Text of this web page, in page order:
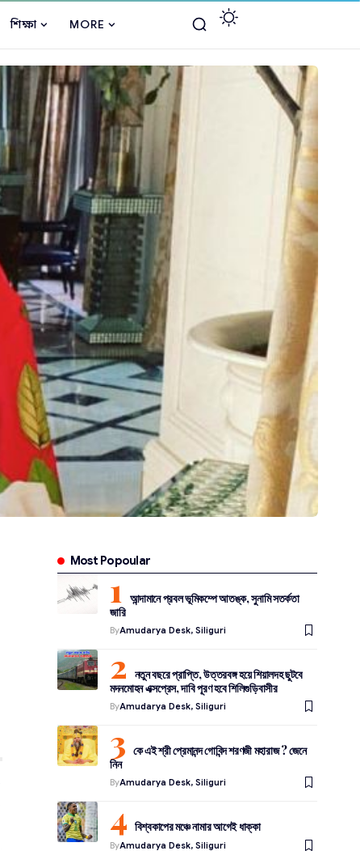
শিক্ষা MORE
Most Popoular
আন্দামানে প্রবল ভূমিকম্পে আতঙ্ক, সুনামি সতর্কতা
জারি
ByAmudarya Desk, Siliguri
নতুন বছরে প্রাপ্তি, উত্তরবঙ্গ হয়ে শিয়ালদহ ছুটবে
মদনমোহন এক্সপ্রেস, দাবি পূরণ হবে শিলিগুড়িবাসীর
ByAmudarya Desk, Siliguri
কে এই শ্রী প্রেমানন্দ গোবিন্দ শরণজী মহারাজ ? জেনে
নিন
ByAmudarya Desk, Siliguri
বিশ্বকাপের মঞ্চে নামার আগেই ধাক্কা
ByAmudarya Desk, Siliguri